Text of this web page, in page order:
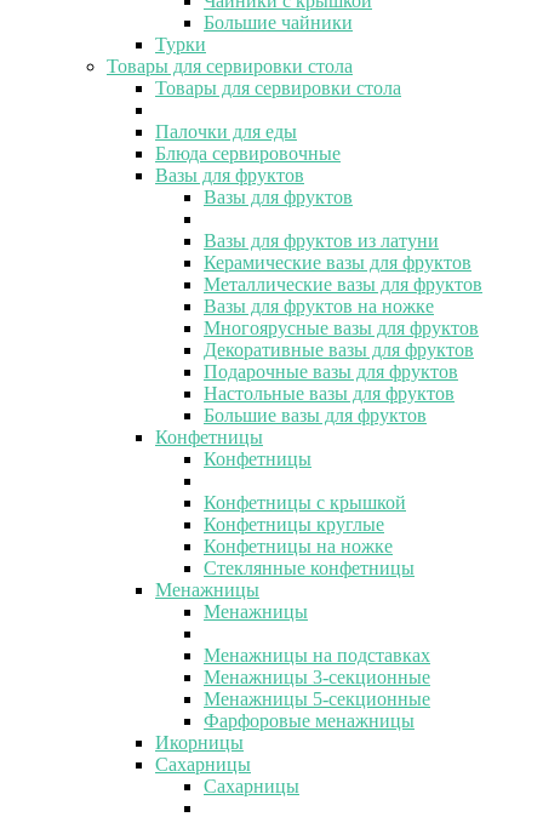
Большие чайники
Турки
Товары для сервировки стола
Товары для сервировки стола
Палочки для еды
Блюда сервировочные
Вазы для фруктов
Вазы для фруктов
Вазы для фруктов из латуни
Керамические вазы для фруктов
Металлические вазы для фруктов
Вазы для фруктов на ножке
Многоярусные вазы для фруктов
Декоративные вазы для фруктов
Подарочные вазы для фруктов
Настольные вазы для фруктов
Большие вазы для фруктов
Конфетницы
Конфетницы
Конфетницы с крышкой
Конфетницы круглые
Конфетницы на ножке
Стеклянные конфетницы
Менажницы
Менажницы
Менажницы на подставках
Менажницы 3-секционные
Менажницы 5-секционные
Фарфоровые менажницы
Икорницы
Сахарницы
Сахарницы